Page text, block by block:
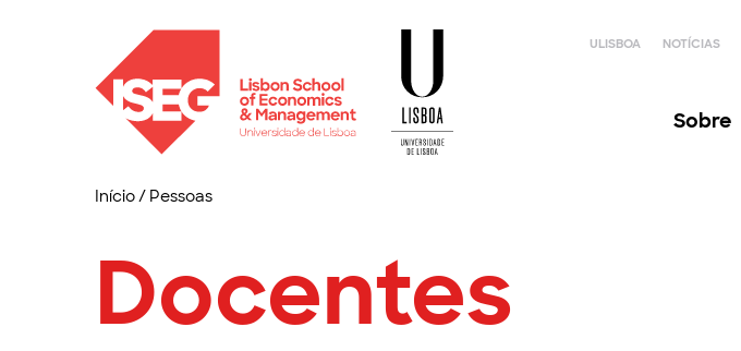
ULISBOA NOTÍCIAS
Sobre
Início/ Pessoas
Docentes